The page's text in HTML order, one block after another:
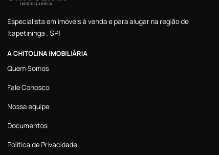
Especialista em imóveis à venda e para alugar na região de
Itapetininga , SP!
A CHITOLINA IMOBILIÁRIA
Quem Somos
Fale Conosco
Nossa equipe
Documentos
Política de Privacidade